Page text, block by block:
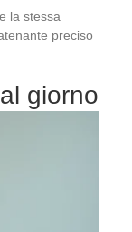
la stessa
preciso
giorno